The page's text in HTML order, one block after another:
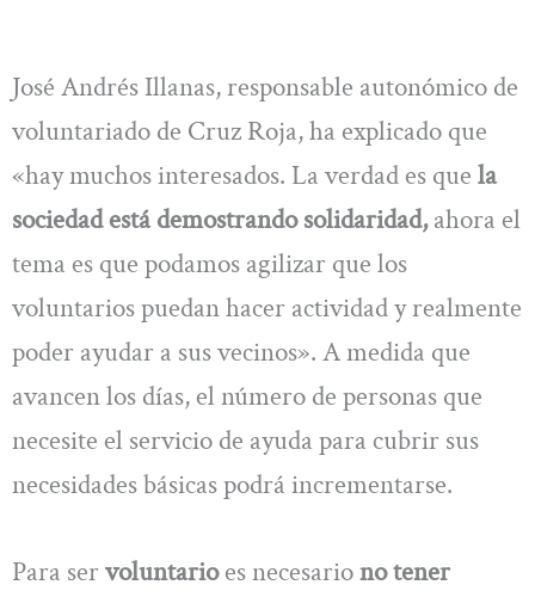
José Andrés Illanas, responsable autonómico de
voluntariado de Cruz Roja, ha explicado que
«hay muchos interesados. La verdad es que la
sociedad está demostrando solidaridad,ahora el
tema es que podamos agilizar que los
voluntarios puedan hacer actividad y realmente
poder ayudar a sus vecinos». A medida que
avancen los días, el número de personas que
necesite el servicio de ayuda para cubrir sus
necesidades básicas podrá incrementarse.
Para servoluntarioes necesariono tener